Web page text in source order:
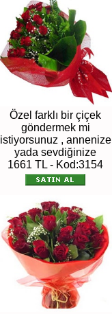
Özel farklı bir çiçek
göndermek mi
istiyorsunuz , annenize
yada sevdiğinize
1661 TL - Kod:3154